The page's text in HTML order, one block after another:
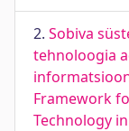
2. Sobiva
tehnoloogia
Framework
Technology